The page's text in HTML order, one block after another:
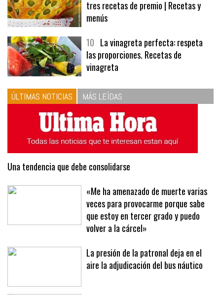
9Panecillos, gazpacho y bavarois,
tres recetas de premio | Recetas y
menús
10La vinagreta perfecta: respeta
las proporciones. Recetas de
vinagreta
ÚLTIMAS NOTICIAS MÁS LEÍDAS
Una tendencia que debe consolidarse
«Me ha amenazado de muerte varias
veces para provocarme porque sabe
que estoy en tercer grado y puedo
volver a la cárcel»
La presión de la patronal deja en el